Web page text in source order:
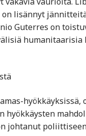
lisännyt
Guterres on
humanitaarisia
hyökkäyksissä,
hyökkäysten
johtanut